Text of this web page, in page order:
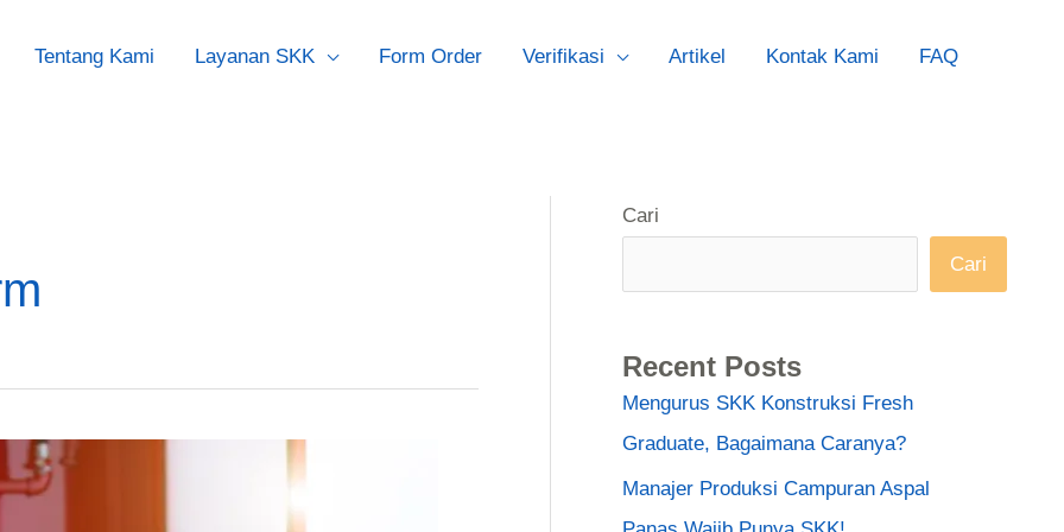
Tentang Kami Layanan SKK Form Order Verifikasi Artikel Kontak Kami FAQ
Cari
Cari
Recent Posts
Mengurus SKK Konstruksi Fresh
Graduate, Bagaimana Caranya?
Manajer Produksi Campuran Aspal